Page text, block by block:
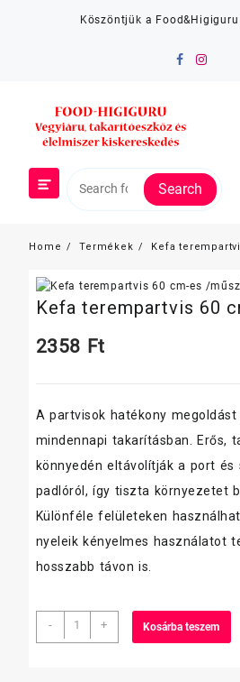
Köszöntjük a
Search
Home Termékek Kefa
Kefa terempartvis 60
2358 Ft
A partvisok hatékony megoldást
mindennapi takarításban. Erős,
könnyedén eltávolítják a port és
padlóról, így tiszta környezetet
Különféle felületeken
nyeleik kényelmes használatot
hosszabb távon is.
-
Kefa
terempartvis
+ Kosárba teszem